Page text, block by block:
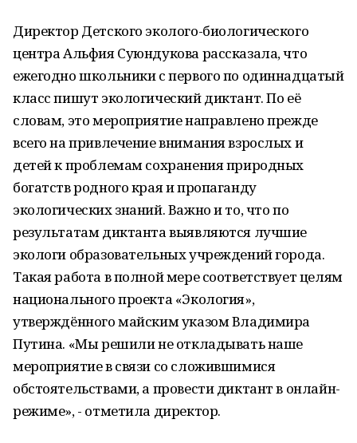
Директор Детского эколого-биологического
центра Альфия Суюндукова рассказала, что
ежегодно школьники с первого по одиннадцатый
класс пишут экологический диктант. По её
словам, это мероприятие направлено прежде
всего на привлечение внимания взрослых и
детей к проблемам сохранения природных
богатств родного края и пропаганду
экологических знаний. Важно и то, что по
результатам диктанта выявляются лучшие
экологи образовательных учреждений города.
Такая работа в полной мере соответствует целям
национального проекта «Экология»,
утверждённого майским указом Владимира
Путина. «Мы решили не откладывать наше
мероприятие в связи со сложившимися
обстоятельствами, а провести диктант в онлайн-
режиме», - отметила директор.